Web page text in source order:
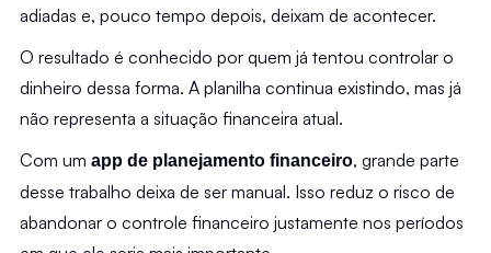
adiadas e, pouco tempo depois, deixam de acontecer.
O resultado é conhecido por quem já tentou controlar o
dinheiro dessa forma. A planilha continua existindo, mas já
não representa a situação financeira atual.
Com um app de planejamento financeiro, grande parte
desse trabalho deixa de ser manual. Isso reduz o risco de
abandonar o controle financeiro justamente nos períodos